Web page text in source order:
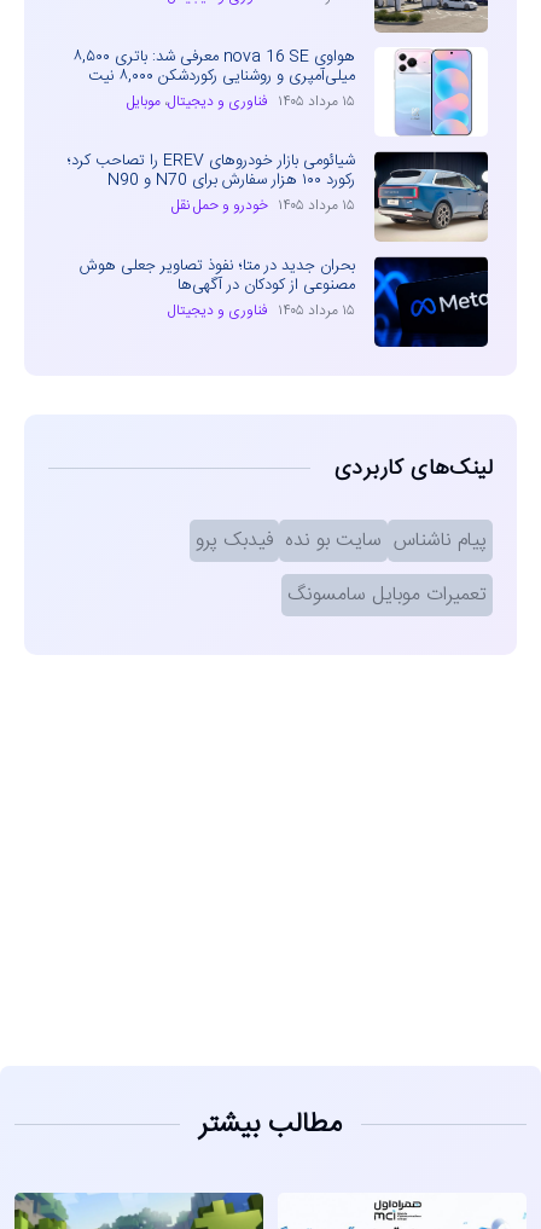
هواوی nova 16 SE معرفی شد: باتری ۸,۵۰۰
میلی‌آمپری و روشنایی رکوردشکن ۸,۰۰۰ نیت
۱۵ مرداد ۱۴۰۵ فناوری و دیجیتال، موبایل
شیائومی بازار خودروهای EREV را تصاحب کرد؛
رکورد ۱۰۰ هزار سفارش برای N70 و N90
۱۵ مرداد ۱۴۰۵ خودرو و حمل نقل
بحران جدید در متا؛ نفوذ تصاویر جعلی هوش
مصنوعی از کودکان در آگهی‌ها
۱۵ مرداد ۱۴۰۵ فناوری و دیجیتال
لینک‌های کاربردی
پیام ناشناس سایت بو نده فیدبک پرو
تعمیرات موبایل سامسونگ
مطالب بیشتر